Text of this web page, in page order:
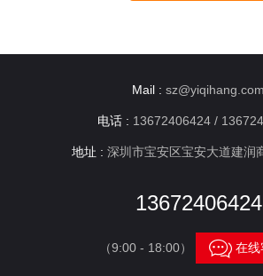
Mail : sz@yiqihang.com
电话 : 13672406424 /
地址 : 深圳市宝安区宝安大道建润
13672406424
（9:00 - 18:00） 在线